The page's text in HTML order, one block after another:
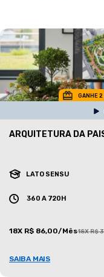
GANHE 2
ARQUITETURA DA
LATO SENSU
360 A 720H
18X R$ 86,00/Mês18X R$
SAIBA MAIS